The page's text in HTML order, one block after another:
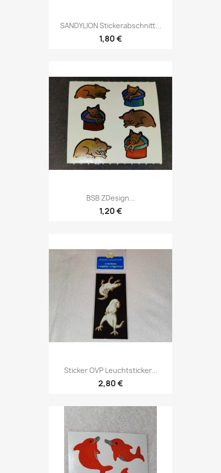
SANDYLION Stickerabschnitt...
1,80 €
BSB ZDesign...
1,20 €
Sticker OVP Leuchtsticker...
2,80 €